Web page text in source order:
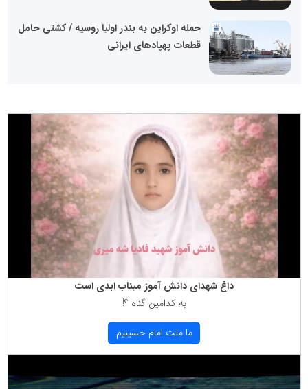
حمله اوکراین به بندر اولیا روسیه / کشتی حامل
قطعات پهپادهای ایرانی
داغ شهدای دانش آموز میناب ابدی است
به كدامین گناه ؟!
ما ملت امام حسینیم